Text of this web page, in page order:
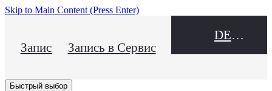
Skip to Main Content (Press Enter)
Запись на Тест Драйв
Запись в Сервис
DEALER NAME
Быстрый выбор